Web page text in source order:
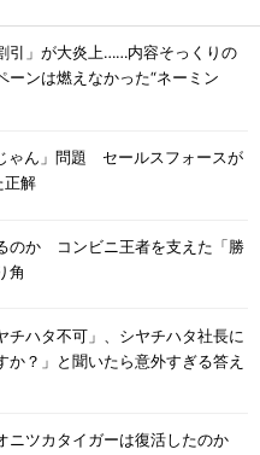
引」が大炎上……内容そっくりの
ーンは燃えなかった“ネーミン
ゃん」問題 セールスフォースが
正解
のか コンビニ王者を支えた「勝
角
チハタ不可」、シヤチハタ社長に
か？」と聞いたら意外すぎる答え
ニツカタイガーは復活したのか